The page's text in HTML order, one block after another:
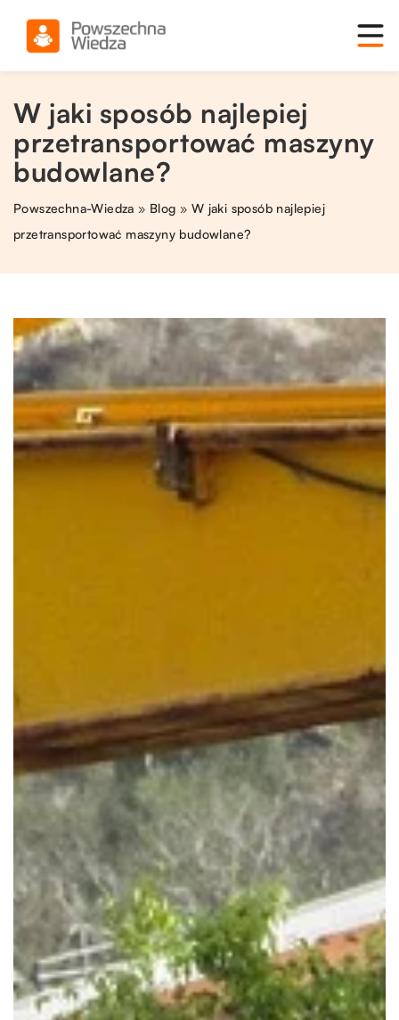
W jaki sposób najlepiej
przetransportować maszyny
budowlane?
Powszechna-Wiedza » Blog » W jaki sposób najlepiej
przetransportować maszyny budowlane?